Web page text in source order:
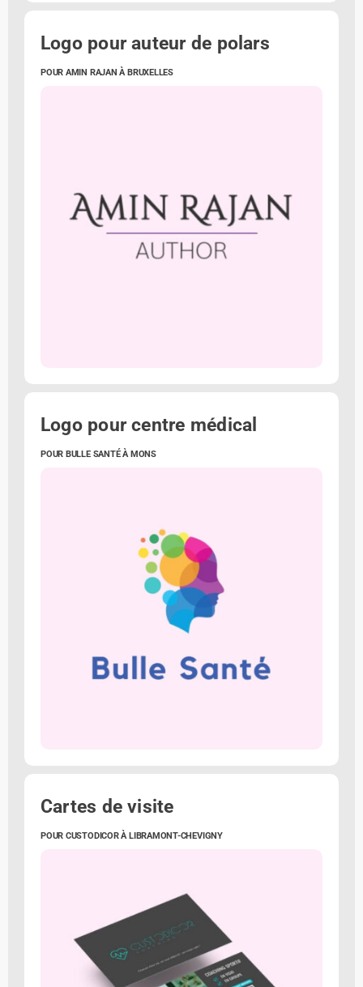
Logo pour auteur de polars
POUR AMIN RAJAN À BRUXELLES
Logo pour centre médical
POUR BULLE SANTÉ À MONS
Cartes de visite
POUR CUSTODICOR À LIBRAMONT-CHEVIGNY